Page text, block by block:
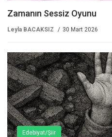
Zamanın Sessiz Oyunu
Leyla BACAKSIZ 30 Mart 2026
Edebiyat/Şiir